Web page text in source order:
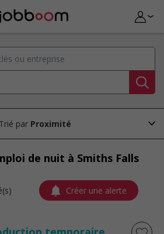
Trié par
de nuit à Smiths Falls
Créer une alerte